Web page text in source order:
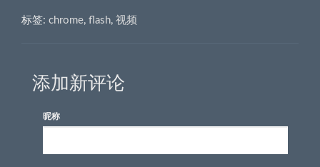
标签: chrome, flash, 视频
添加新评论
昵称